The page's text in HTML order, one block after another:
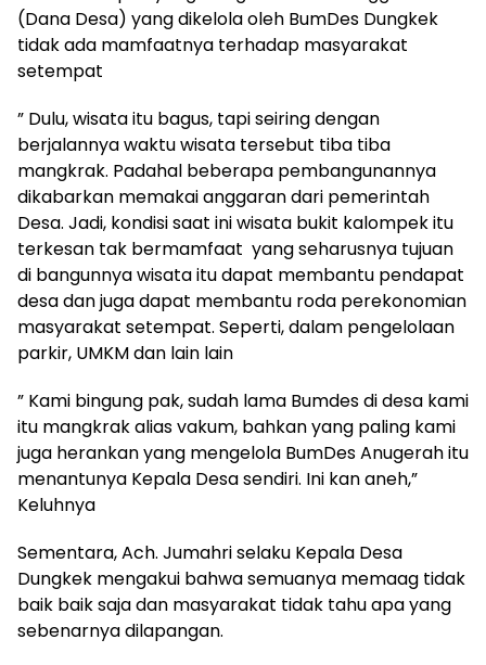
(Dana Desa) yang dikelola oleh BumDes Dungkek
tidak ada mamfaatnya terhadap masyarakat
setempat
” Dulu, wisata itu bagus, tapi seiring dengan
berjalannya waktu wisata tersebut tiba tiba
mangkrak. Padahal beberapa pembangunannya
dikabarkan memakai anggaran dari pemerintah
Desa. Jadi, kondisi saat ini wisata bukit kalompek itu
terkesan tak bermamfaat yang seharusnya tujuan
di bangunnya wisata itu dapat membantu pendapat
desa dan juga dapat membantu roda perekonomian
masyarakat setempat. Seperti, dalam pengelolaan
parkir, UMKM dan lain lain
” Kami bingung pak, sudah lama Bumdes di desa kami
itu mangkrak alias vakum, bahkan yang paling kami
juga herankan yang mengelola BumDes Anugerah itu
menantunya Kepala Desa sendiri. Ini kan aneh,”
Keluhnya
Sementara, Ach. Jumahri selaku Kepala Desa
Dungkek mengakui bahwa semuanya memaag tidak
baik baik saja dan masyarakat tidak tahu apa yang
sebenarnya dilapangan.